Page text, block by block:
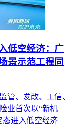
低空经济：广
景示范工程同
管、发改、工信、
业首次以“新机
态进入低空经济